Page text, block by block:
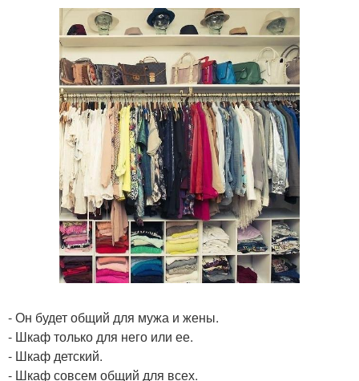
- Он будет общий для мужа и жены.
- Шкаф только для него или ее.
- Шкаф детский.
- Шкаф совсем общий для всех.